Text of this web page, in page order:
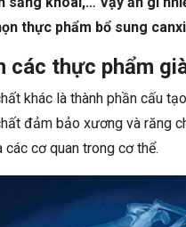
thực phẩm bổ sung
các thực phẩm
khác là thành phần cấu
đảm bảo xương và răng
cơ quan trong cơ thể.